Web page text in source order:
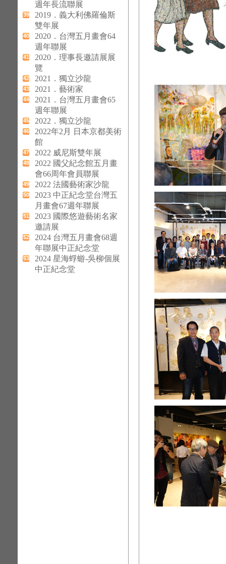
週年長流聯展
39
2019．義大利佛羅倫斯
雙年展
40
2020．台灣五月畫會64
週年聯展
41
2020．理事長邀請展展
覽
42 2021．獨立沙龍
43 2021．藝術家
44
2021．台灣五月畫會65
週年聯展
45 2022．獨立沙龍
46
2022年2月 日本京都美術
館
47 2022 威尼斯雙年展
48
2022 國父紀念館五月畫
會66周年會員聯展
49 2022 法國藝術家沙龍
50
2023 中正紀念堂台灣五
月畫會67週年聯展
51
2023 國際悠遊藝術名家
邀請展
52
2024 台灣五月畫會68週
年聯展中正紀念堂
53
2024 星海蜉蝣-吳柳個展
中正紀念堂